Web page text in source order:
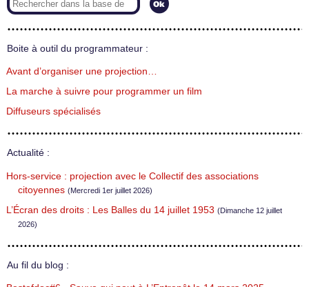
Boite à outil du programmateur :
Avant d’organiser une projection…
La marche à suivre pour programmer un film
Diffuseurs spécialisés
Actualité :
Hors-service : projection avec le Collectif des associations
citoyennes (Mercredi 1er juillet 2026)
L’Écran des droits : Les Balles du 14 juillet 1953 (Dimanche 12 juillet
2026)
Au fil du blog :